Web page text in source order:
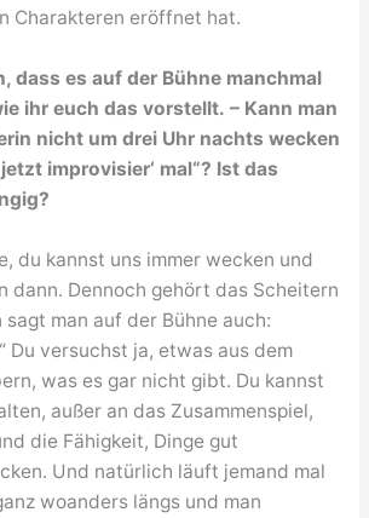
Charakteren eröffnet hat.
dass es auf der Bühne manchmal
ihr euch das vorstellt. – Kann man
nicht um drei Uhr nachts wecken
improvisier‘ mal“? Ist das
du kannst uns immer wecken und
dann. Dennoch gehört das Scheitern
sagt man auf der Bühne auch:
Du versuchst ja, etwas aus dem
was es gar nicht gibt. Du kannst
außer an das Zusammenspiel,
die Fähigkeit, Dinge gut
Und natürlich läuft jemand mal
woanders längs und man